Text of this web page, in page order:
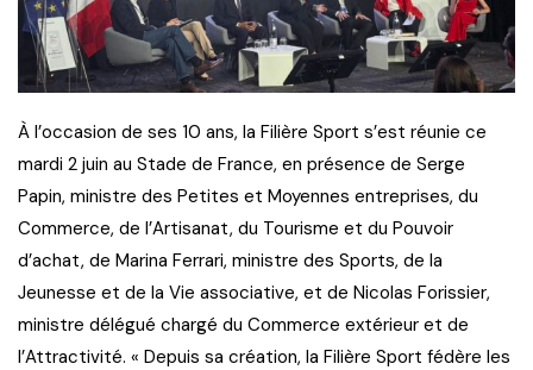
À l’occasion de ses 10 ans, la Filière Sport s’est réunie ce
mardi 2 juin au Stade de France, en présence de Serge
Papin, ministre des Petites et Moyennes entreprises, du
Commerce, de l’Artisanat, du Tourisme et du Pouvoir
d’achat, de Marina Ferrari, ministre des Sports, de la
Jeunesse et de la Vie associative, et de Nicolas Forissier,
ministre délégué chargé du Commerce extérieur et de
l’Attractivité. « Depuis sa création, la Filière Sport fédère les